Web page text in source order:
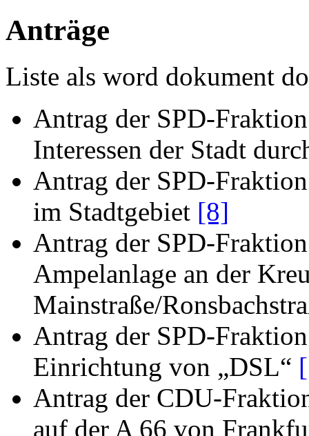
Anträge
Liste als word dokument
Antrag der SPD-
Interessen der Stadt
Antrag der SPD-
im Stadtgebiet [8]
Antrag der SPD-
Ampelanlage an der
Mainstraße/
Antrag der SPD-
Einrichtung von „DSL“
Antrag der CDU-
auf der A 66 von